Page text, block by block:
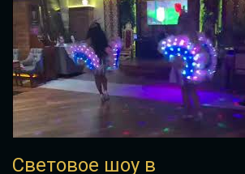
Световое шоу в